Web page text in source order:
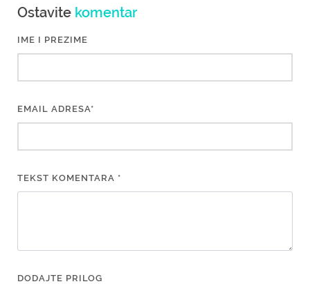
Ostavite komentar
IME I PREZIME
EMAIL ADRESA*
TEKST KOMENTARA *
DODAJTE PRILOG